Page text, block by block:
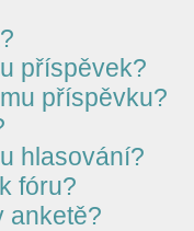
příspěvek?
příspěvku?
hlasování?
fóru?
anketě?